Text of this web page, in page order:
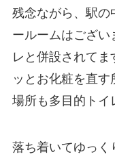
残念ながら、駅の
ールームはござい
レと併設されて
ッとお化粧を直
場所も多目的トイ
落ち着いてゆっく